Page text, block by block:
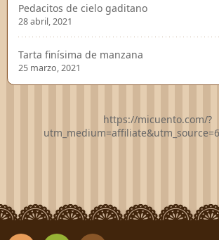
Pedacitos de cielo gaditano
28 abril, 2021
Tarta finísima de manzana
25 marzo, 2021
https://micuento.com/?